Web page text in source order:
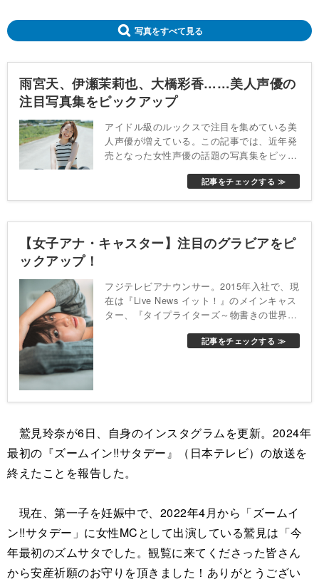
写真をすべて見る
雨宮天、伊瀬茉莉也、大橋彩香……美人声優の
注目写真集をピックアップ
アイドル級のルックスで注目を集めている美
人声優が増えている。この記事では、近年発
売となった女性声優の話題の写真集をピック
記事をチェックする ≫
【女子アナ・キャスター】注目のグラビアをピ
ックアップ！
フジテレビアナウンサー。2015年入社で、現
在は『Live News イット！』のメインキャス
ター、『タイプライターズ～物書きの世界
記事をチェックする ≫
鷲見玲奈が6日、自身のインスタグラムを更新。2024年
最初の『ズームイン!!サタデー』（日本テレビ）の放送を
終えたことを報告した。
現在、第一子を妊娠中で、2022年4月から「ズームイ
ン!!サタデー」に女性MCとして出演している鷲見は「今
年最初のズムサタでした。観覧に来てくださった皆さん
から安産祈願のお守りを頂きました！ありがとうござい